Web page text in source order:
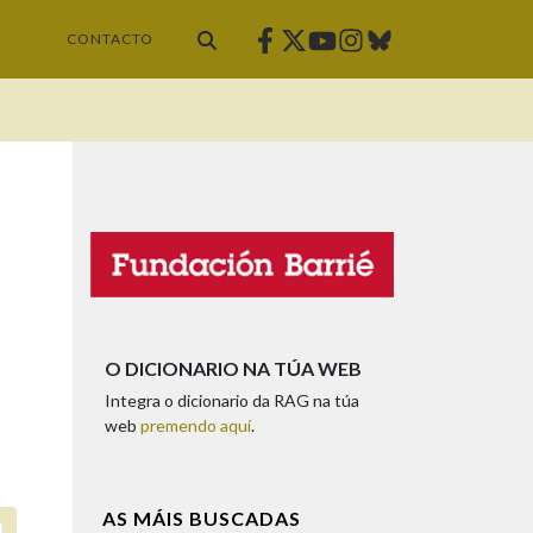
CONTACTO Facebook
Twitter
Youtube
Instagram
Bluesky
O DICIONARIO NA TÚA WEB
Integra o dicionario da RAG na túa
web premendo aquí.
AS MÁIS BUSCADAS